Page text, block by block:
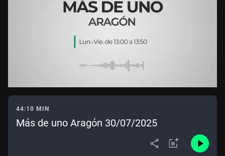
44:10 MIN
Más de uno Aragón 30/07/2025